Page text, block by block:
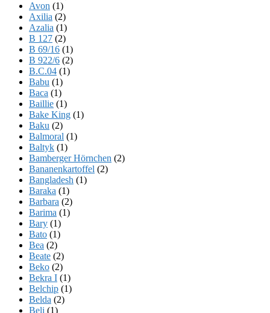
Avon (1)
Axilia (2)
Azalia (1)
B 127 (2)
B 69/16 (1)
B 922/6 (2)
B.C.04 (1)
Babu (1)
Baca (1)
Baillie (1)
Bake King (1)
Baku (2)
Balmoral (1)
Baltyk (1)
Bamberger Hörnchen (2)
Bananenkartoffel (2)
Bangladesh (1)
Baraka (1)
Barbara (2)
Barima (1)
Bary (1)
Bato (1)
Bea (2)
Beate (2)
Beko (2)
Bekra I (1)
Belchip (1)
Belda (2)
Beli (1)